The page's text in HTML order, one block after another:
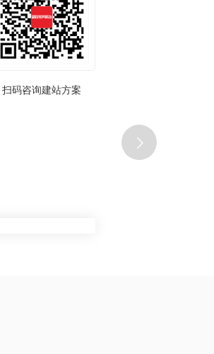
扫码咨询建站方案